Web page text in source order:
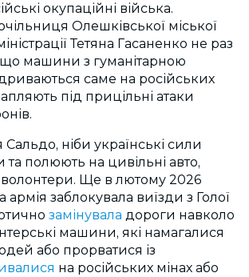
окупаційні війська.
Олешківської міської
Тетяна Гасаненко не раз
що машини з гуманітарною
саме на російських
під прицільні атаки
ніби українські сили
полюють на цивільні авто,
Ще в лютому 2026
армія заблокувала виїзди з Голої
замінувала дороги навколо
машини, які намагалися
або прорватися із
на російських мінах або